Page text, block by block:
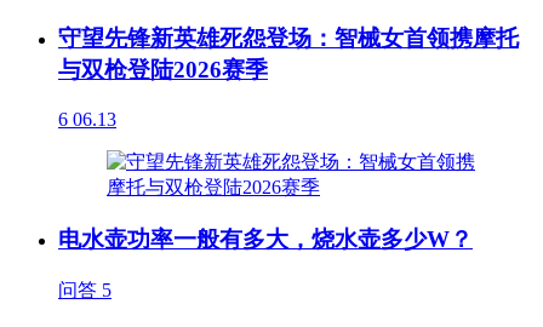
守望先锋新英雄死怨登场：智械女首领携摩托
与双枪登陆2026赛季
6 06.13
电水壶功率一般有多大，烧水壶多少W？
问答 5